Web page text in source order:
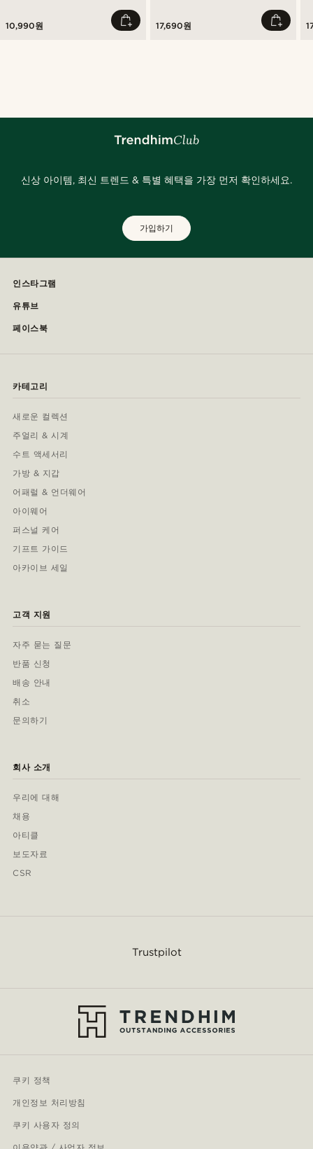
10,990원 17,690원
신상 아이템, 최신 트렌드 & 특별 혜택을 가장 먼저 확인하세요.
가입하기
인스타그램
유튜브
페이스북
카테고리
새로운 컬렉션
주얼리 & 시계
수트 액세서리
가방 & 지갑
어패럴 & 언더웨어
아이웨어
퍼스널 케어
기프트 가이드
아카이브 세일
고객 지원
자주 묻는 질문
반품 신청
배송 안내
취소
문의하기
회사 소개
우리에 대해
채용
아티클
보도자료
CSR
Trustpilot
쿠키 정책
개인정보 처리방침
쿠키 사용자 정의